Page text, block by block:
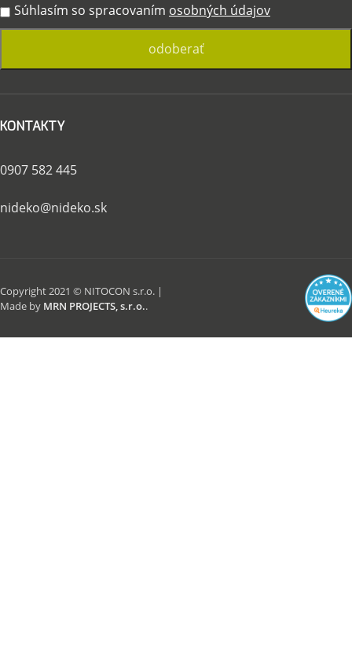
Súhlasím so spracovaním osobných údajov
KONTAKTY
0907 582 445
nideko@nideko.sk
Copyright 2021 © NITOCON s.r.o. |
Made by MRN PROJECTS, s.r.o..